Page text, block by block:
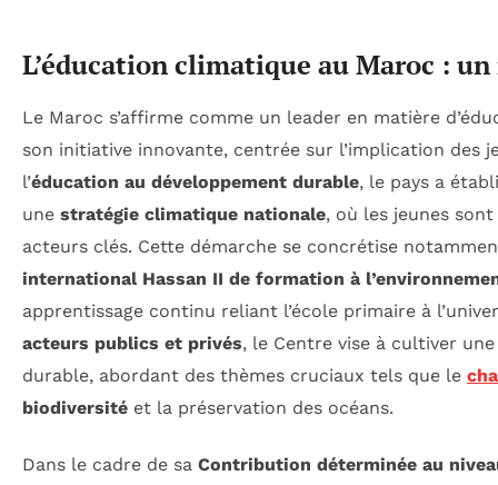
L’éducation climatique au Maroc :
Le Maroc s’affirme comme un leader en matière
son initiative innovante, centrée sur l’implication des
l’éducation au développement durable, le pays a
une stratégie climatique nationale, où les jeunes
acteurs clés. Cette démarche se concrétise
international Hassan II de formation à
apprentissage continu reliant l’école primaire à
acteurs publics et privés, le Centre vise à cultiver
durable, abordant des thèmes cruciaux tels que le
biodiversité et la préservation des océans.
Dans le cadre de sa Contribution déterminée au